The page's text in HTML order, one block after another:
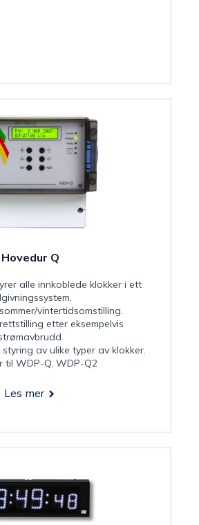
Hovedur Q
alle innkoblede klokker i ett
vintertidsomstilling.
etter eksempelvis
av ulike typer av klokker.
til WDP-Q, WDP-Q2
Les mer